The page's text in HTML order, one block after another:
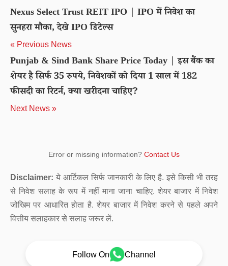
Nexus Select Trust REIT IPO | IPO में निवेश का
सुनहरा मौका, देखे IPO डिटेल्स
« Previous News
Punjab & Sind Bank Share Price Today | इस बैंक का
शेयर है सिर्फ 35 रुपये, निवेशकों को दिया 1 साल में 182
फीसदी का रिटर्न, क्या खरीदना चाहिए?
Next News »
Error or missing information? Contact Us
Disclaimer: ये आर्टिकल सिर्फ जानकारी के लिए है. इसे किसी भी तरह
से निवेश सलाह के रूप में नहीं माना जाना चाहिए. शेयर बाजार में निवेश
जोखिम पर आधारित होता है. शेयर बाजार में निवेश करने से पहले अपने
वित्तीय सलाहकार से सलाह जरूर लें.
Follow On Channel